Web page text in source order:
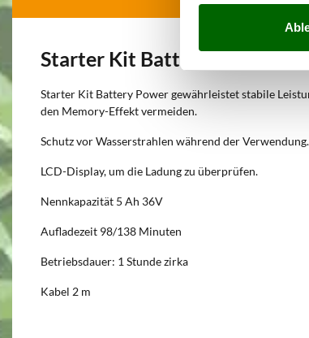
Starter Kit Battery Power
Starter Kit Battery Power gewährleistet stabile
den Memory-Effekt vermeiden.
Schutz vor Wasserstrahlen während der Verwendung.
LCD-Display, um die Ladung zu überprüfen.
Nennkapazität 5 Ah 36V
Aufladezeit 98/138 Minuten
Betriebsdauer: 1 Stunde zirka
Kabel 2 m